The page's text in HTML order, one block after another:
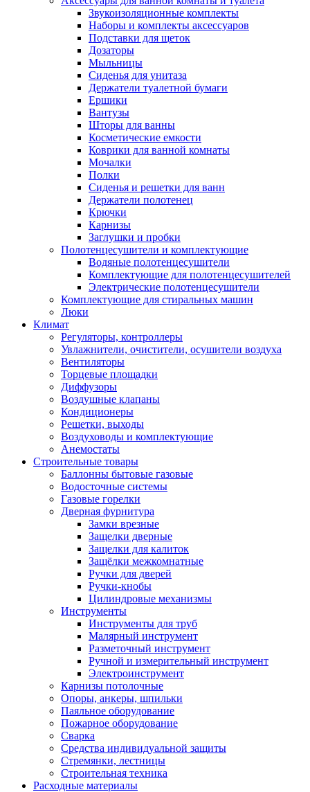
Звукоизоляционные комплекты
Наборы и комплекты аксессуаров
Подставки для щеток
Дозаторы
Мыльницы
Сиденья для унитаза
Держатели туалетной бумаги
Ершики
Вантузы
Шторы для ванны
Косметические емкости
Коврики для ванной комнаты
Мочалки
Полки
Сиденья и решетки для ванн
Держатели полотенец
Крючки
Карнизы
Заглушки и пробки
Полотенцесушители и комплектующие
Водяные полотенцесушители
Комплектующие для полотенцесушителей
Электрические полотенцесушители
Комплектующие для стиральных машин
Люки
Климат
Регуляторы, контроллеры
Увлажнители, очистители, осушители воздуха
Вентиляторы
Торцевые площадки
Диффузоры
Воздушные клапаны
Кондиционеры
Решетки, выходы
Воздуховоды и комплектующие
Анемостаты
Строительные товары
Баллонны бытовые газовые
Водосточные системы
Газовые горелки
Дверная фурнитура
Замки врезные
Защелки дверные
Защелки для калиток
Защёлки межкомнатные
Ручки для дверей
Ручки-кнобы
Цилиндровые механизмы
Инструменты
Инструменты для труб
Малярный инструмент
Разметочный инструмент
Ручной и измерительный инструмент
Электроинструмент
Карнизы потолочные
Опоры, анкеры, шпильки
Паяльное оборудование
Пожарное оборудование
Сварка
Средства индивидуальной защиты
Стремянки, лестницы
Строительная техника
Расходные материалы